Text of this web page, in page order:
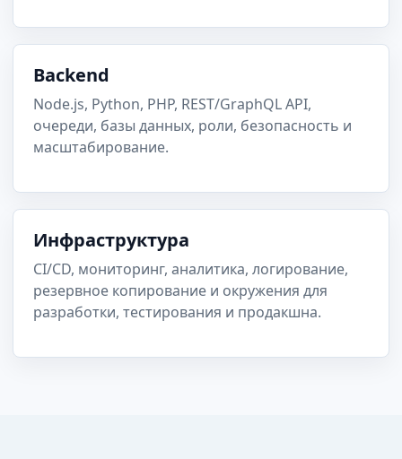
Backend
Node.js, Python, PHP, REST/GraphQL API,
очереди, базы данных, роли, безопасность и
масштабирование.
Инфраструктура
CI/CD, мониторинг, аналитика, логирование,
резервное копирование и окружения для
разработки, тестирования и продакшна.